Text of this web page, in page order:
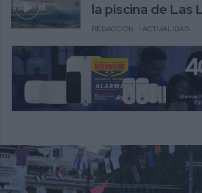
la piscina de Las
REDACCIÓN ACTUALIDAD